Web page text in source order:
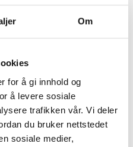
Om
for å gi innhold og
å levere sosiale
trafikken vår. Vi deler
du bruker nettstedet
sosiale medier,
Dolomite
0,2 mm (max)
ca 1,1 kg/dm³